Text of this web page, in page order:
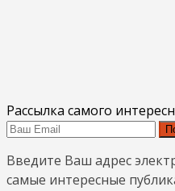
Рассылка самого
Введите Ваш адрес
самые интересные